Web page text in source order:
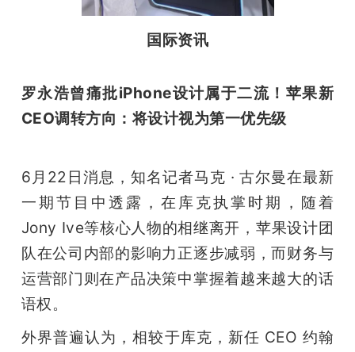
国际资讯
罗永浩曾痛批iPhone设计属于二流！苹果新
CEO调转方向：将设计视为第一优先级
6月22日消息，知名记者马克 · 古尔曼在最新
一期节目中透露，在库克执掌时期，随着
Jony Ive等核心人物的相继离开，苹果设计团
队在公司内部的影响力正逐步减弱，而财务与
运营部门则在产品决策中掌握着越来越大的话
语权。
外界普遍认为，相较于库克，新任 CEO 约翰